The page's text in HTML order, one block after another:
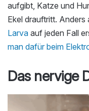
aufgibt, Katze und
Ekel drauftritt. Anders
Larva auf jeden Fall
man dafür beim
Das nervige